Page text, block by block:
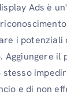
Ads è
i potenziali
Aggiungere il
e di non